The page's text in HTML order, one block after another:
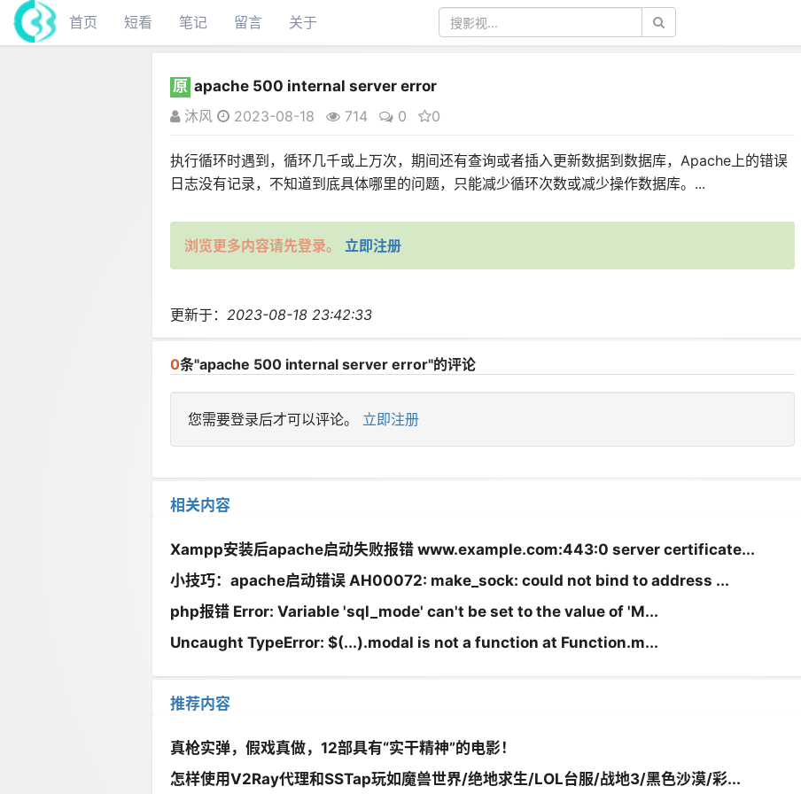
首页 短看 笔记 留言 关于
原 apache 500 internal server error
沐风
2023-08-18 714 0 0
执行循环时遇到，循环几千或上万次，期间还有查询或者插入更新数据到数据库，Apache上的错误
日志没有记录，不知道到底具体哪里的问题，只能减少循环次数或减少操作数据库。...
浏览更多内容请先登录。 立即注册
更新于： 2023-08-18 23:42:33
0条"apache 500 internal server error"的评论
您需要登录后才可以评论。 立即注册
相关内容
Xampp安装后apache启动失败报错 www.example.com:443:0 server certificate...
小技巧：apache启动错误 AH00072: make_sock: could not bind to address ...
php报错 Error: Variable 'sql_mode' can't be set to the value of 'M...
Uncaught TypeError: $(...).modal is not a function at Function.m...
推荐内容
真枪实弹，假戏真做，12部具有“实干精神”的电影！
怎样使用V2Ray代理和SSTap玩如魔兽世界/绝地求生/LOL台服/战地3/黑色沙漠/彩...